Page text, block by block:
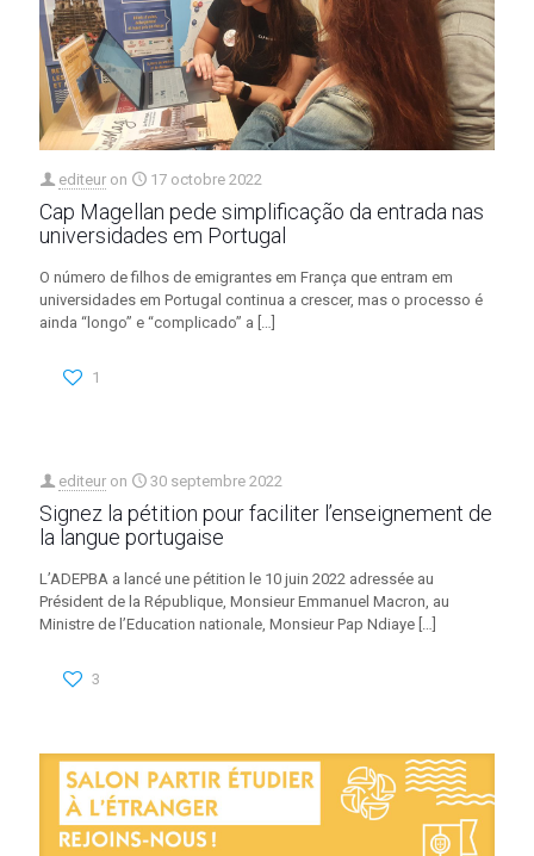
editeur on 17 octobre 2022
Cap Magellan pede simplificação da entrada nas
universidades em Portugal
O número de filhos de emigrantes em França que entram em
universidades em Portugal continua a crescer, mas o processo é
ainda “longo” e “complicado” a […]
1
editeur on 30 septembre 2022
Signez la pétition pour faciliter l’enseignement de
la langue portugaise
L’ADEPBA a lancé une pétition le 10 juin 2022 adressée au
Président de la République, Monsieur Emmanuel Macron, au
Ministre de l’Education nationale, Monsieur Pap Ndiaye […]
3